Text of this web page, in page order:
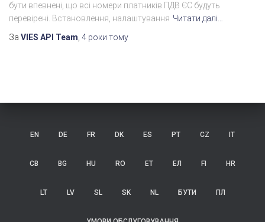
бути впевнені, що всі номери платників ПДВ ЄС будуть
перевірені. Встановлення, налаштування Читати далі…
За VIES API Team 4 роки тому
EN DE FR DK ES PT CZ IT
СВ BG HU RO ET ЕЛ FI HR
LT LV SL SK NL БУТИ ПЛ